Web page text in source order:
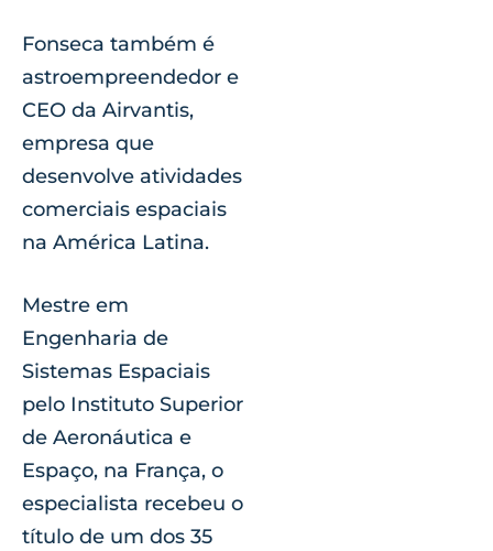
Fonseca também é
astroempreendedor e
CEO da Airvantis,
empresa que
desenvolve atividades
comerciais espaciais
na América Latina.
Mestre em
Engenharia de
Sistemas Espaciais
pelo Instituto Superior
de Aeronáutica e
Espaço, na França, o
especialista recebeu o
título de um dos 35